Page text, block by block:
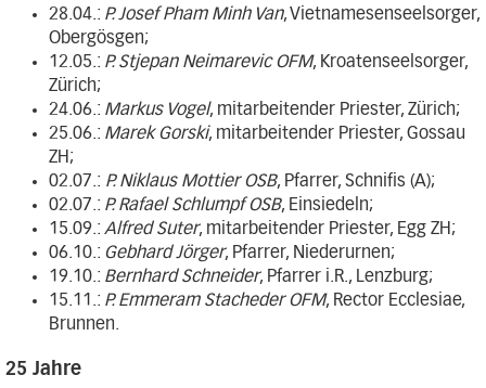
28.04.: P. Josef Pham Minh Van, Vietnamesenseelsorger,
Obergösgen;
12.05.: P. Stjepan Neimarevic OFM, Kroatenseelsorger,
Zürich;
24.06.: Markus Vogel, mitarbeitender Priester, Zürich;
25.06.: Marek Gorski, mitarbeitender Priester, Gossau
ZH;
02.07.: P. Niklaus Mottier OSB, Pfarrer, Schnifis (A);
02.07.: P. Rafael Schlumpf OSB, Einsiedeln;
15.09.: Alfred Suter, mitarbeitender Priester, Egg ZH;
06.10.: Gebhard Jörger, Pfarrer, Niederurnen;
19.10.: Bernhard Schneider, Pfarrer i.R., Lenzburg;
15.11.: P. Emmeram Stacheder OFM, Rector Ecclesiae,
Brunnen.
25 Jahre